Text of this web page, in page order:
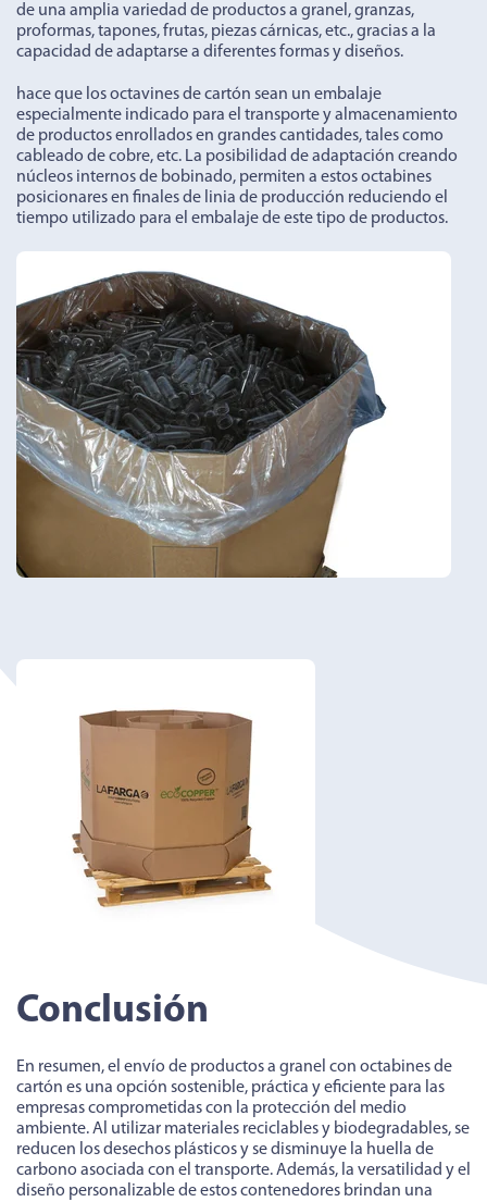
de una amplia variedad de productos a granel, granzas,
proformas, tapones, frutas, piezas cárnicas, etc., gracias a la
capacidad de adaptarse a diferentes formas y diseños.
hace que los octavines de cartón sean un embalaje
especialmente indicado para el transporte y almacenamiento
de productos enrollados en grandes cantidades, tales como
cableado de cobre, etc. La posibilidad de adaptación creando
núcleos internos de bobinado, permiten a estos octabines
posicionares en finales de linia de producción reduciendo el
tiempo utilizado para el embalaje de este tipo de productos.
Conclusión
En resumen, el envío de productos a granel con octabines de
cartón es una opción sostenible, práctica y eficiente para las
empresas comprometidas con la protección del medio
ambiente. Al utilizar materiales reciclables y biodegradables, se
reducen los desechos plásticos y se disminuye la huella de
carbono asociada con el transporte. Además, la versatilidad y el
diseño personalizable de estos contenedores brindan una